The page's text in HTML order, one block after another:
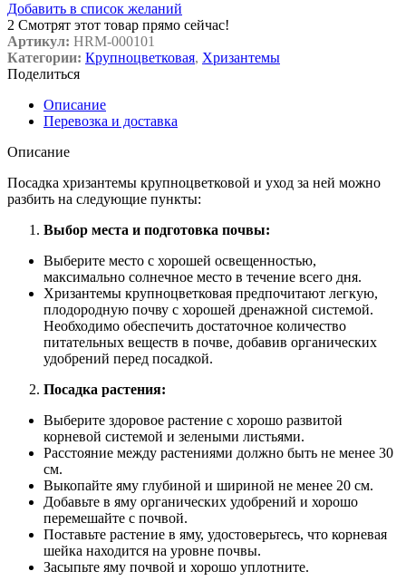
Добавить в список желаний
2 Смотрят этот товар прямо сейчас!
Артикул: HRM-000101
Категории: Крупноцветковая, Хризантемы
Поделиться
Описание
Перевозка и доставка
Описание
Посадка хризантемы крупноцветковой и уход за ней можно
разбить на следующие пункты:
Выбор места и подготовка почвы:
Выберите место с хорошей освещенностью,
максимально солнечное место в течение всего дня.
Хризантемы крупноцветковая предпочитают легкую,
плодородную почву с хорошей дренажной системой.
Необходимо обеспечить достаточное количество
питательных веществ в почве, добавив органических
удобрений перед посадкой.
Посадка растения:
Выберите здоровое растение с хорошо развитой
корневой системой и зелеными листьями.
Расстояние между растениями должно быть не менее 30
см.
Выкопайте яму глубиной и шириной не менее 20 см.
Добавьте в яму органических удобрений и хорошо
перемешайте с почвой.
Поставьте растение в яму, удостоверьтесь, что корневая
шейка находится на уровне почвы.
Засыпьте яму почвой и хорошо уплотните.